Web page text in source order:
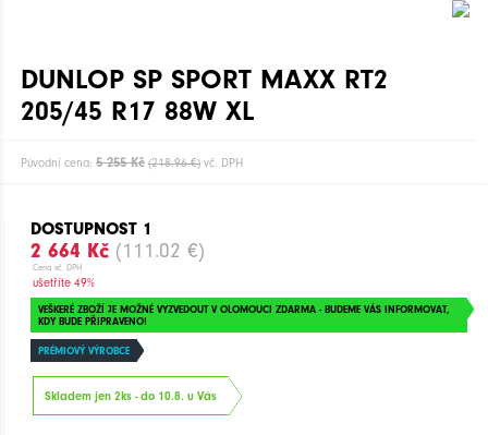
DUNLOP SP SPORT MAXX RT2
205/45 R17 88W XL
Původní cena: 5 255 Kč (218.96 €) vč. DPH
DOSTUPNOST 1
2 664 Kč (111.02 €)
Cena vč. DPH
ušetříte 49%
VEŠKERÉ ZBOŽÍ JE MOŽNÉ VYZVEDOUT V OLOMOUCI ZDARMA - BUDEME VÁS INFORMOVAT,
KDY BUDE PŘIPRAVENO!
PRÉMIOVÝ VÝROBCE
Skladem jen 2ks - do 10.8. u Vás